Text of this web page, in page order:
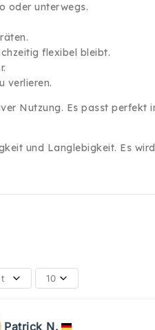
oder unterwegs.
flexibel bleibt.
verlieren.
Nutzung. Es passt perfekt
und Langlebigkeit. Es
10
Patrick N.